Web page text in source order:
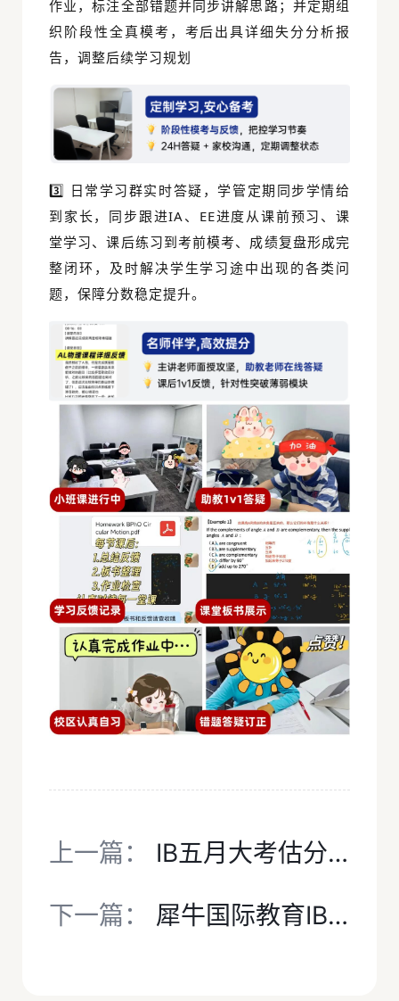
作业，标注全部错题并同步讲解思路；并定期组
织阶段性全真模考，考后出具详细失分分析报
告，调整后续学习规划
3️⃣ 日常学习群实时答疑，学管定期同步学情给
到家长，同步跟进IA、EE进度从课前预习、课
堂学习、课后练习到考前模考、成绩复盘形成完
整闭环，及时解决学生学习途中出现的各类问
题，保障分数稳定提升。
上一篇： IB五月大考估分凉了？犀牛IB培训课程暑假带你‘弯道超车’冲7分！
下一篇： 犀牛国际教育IB课程辅导培训——IBDP全科同步·冲7分·EE/TOK/IA专项指导